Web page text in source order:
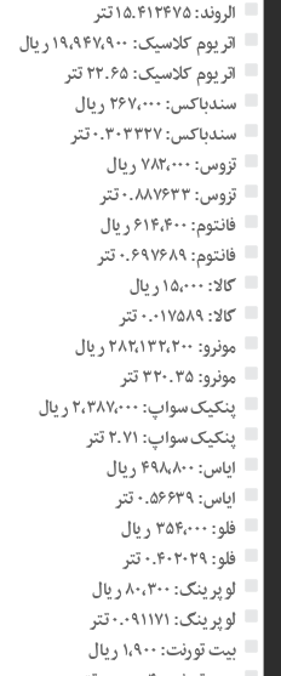
الروند: ۱۵.۴۱۲۴۷۵ تتر
اتریوم کلاسیک: ۱۹,۹۴۷,۹۰۰ ریال
اتریوم کلاسیک: ۲۲.۶۵ تتر
سندباکس: ۲۶۷,۰۰۰ ریال
سندباکس: ۰.۳۰۳۳۲۷ تتر
تزوس: ۷۸۲,۰۰۰ ریال
تزوس: ۰.۸۸۷۶۳۳ تتر
فانتوم: ۶۱۴,۴۰۰ ریال
فانتوم: ۰.۶۹۷۶۸۹ تتر
گالا: ۱۵,۰۰۰ ریال
گالا: ۰.۰۱۷۵۸۹ تتر
مونرو: ۲۸۲,۱۳۲,۲۰۰ ریال
مونرو: ۳۲۰.۳۵ تتر
پنکیک سواپ: ۲,۳۸۷,۰۰۰ ریال
پنکیک سواپ: ۲.۷۱ تتر
ایاس: ۴۹۸,۸۰۰ ریال
ایاس: ۰.۵۶۶۳۹ تتر
فلو: ۳۵۴,۰۰۰ ریال
فلو: ۰.۴۰۲۰۲۹ تتر
لوپرینگ: ۸۰,۳۰۰ ریال
لوپرینگ: ۰.۰۹۱۱۷۱ تتر
بیت تورنت: ۱,۹۰۰ ریال